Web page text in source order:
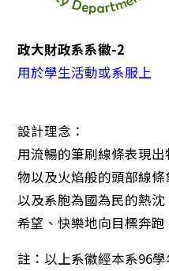
政大財政系系徽-2
用於學生活動或系服上
設計理念：
用流暢的筆刷線條表現
物以及火焰般的頭部線
以及系胞為國為民的熱
希望、快樂地向目標奔跑
註：以上系徽經本系96